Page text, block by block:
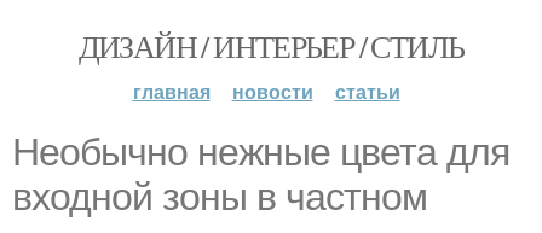
ДИЗАЙН / ИНТЕРЬЕР / СТИЛЬ
главная новости статьи
Необычно нежные цвета для
входной зоны в частном